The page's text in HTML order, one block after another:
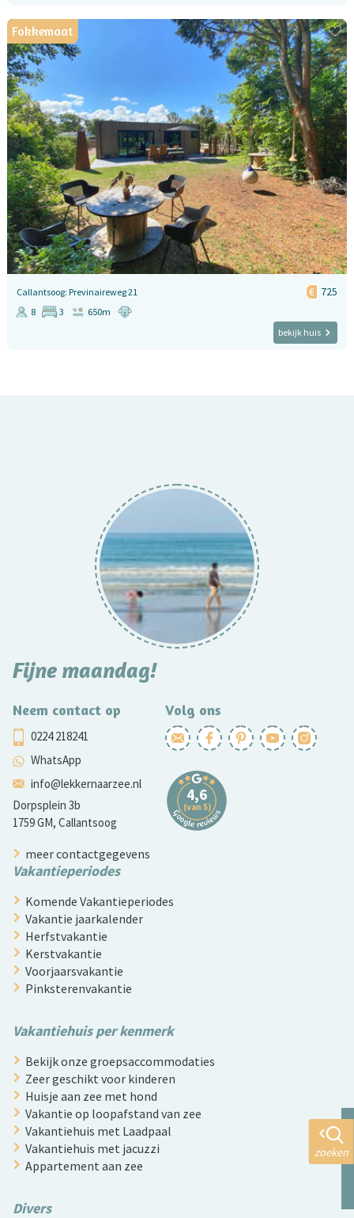
Fokkemaat
Callantsoog: Previnaireweg 21 725
8 3
650m
bekijk huis
Fijne maandag!
Neem contact op
0224 218241
WhatsApp
info@lekkernaarzee.nl
Dorpsplein 3b
1759 GM, Callantsoog
Volg ons
meer contactgegevens
Vakantieperiodes
Komende Vakantieperiodes
Vakantie jaarkalender
Herfstvakantie
Kerstvakantie
Voorjaarsvakantie
Pinksterenvakantie
Vakantiehuis per kenmerk
Bekijk onze groepsaccommodaties
Zeer geschikt voor kinderen
Huisje aan zee met hond
Vakantie op loopafstand van zee
Vakantiehuis met Laadpaal
Vakantiehuis met jacuzzi
Appartement aan zee
Divers
zoeken